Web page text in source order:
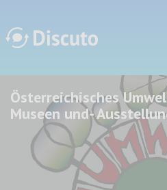
Discuto
Discuto
Österreichisches
Museen und-